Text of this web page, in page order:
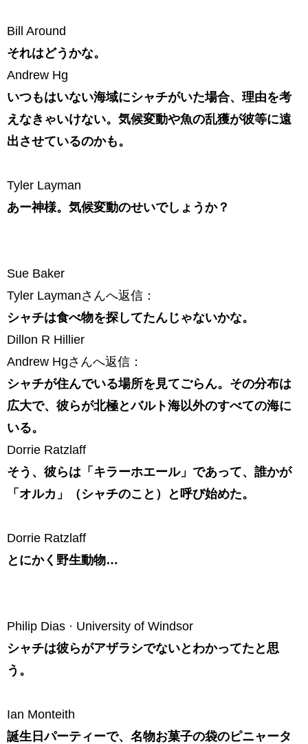
Bill Around
それはどうかな。
Andrew Hg
いつもはいない海域にシャチがいた場合、理由を考
えなきゃいけない。気候変動や魚の乱獲が彼等に遠
出させているのかも。
Tyler Layman
あー神様。気候変動のせいでしょうか？
Sue Baker
Tyler Laymanさんへ返信：
シャチは食べ物を探してたんじゃないかな。
Dillon R Hillier
Andrew Hgさんへ返信：
シャチが住んでいる場所を見てごらん。その分布は
広大で、彼らが北極とバルト海以外のすべての海に
いる。
Dorrie Ratzlaff
そう、彼らは「キラーホエール」であって、誰かが
「オルカ」（シャチのこと）と呼び始めた。
Dorrie Ratzlaff
とにかく野生動物…
Philip Dias · University of Windsor
シャチは彼らがアザラシでないとわかってたと思
う。
Ian Monteith
誕生日パーティーで、名物お菓子の袋のピニャータ